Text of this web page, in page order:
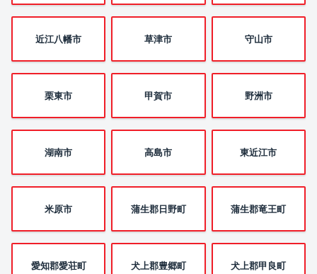
近江八幡市 草津市 守山市
栗東市 甲賀市 野洲市
湖南市 高島市 東近江市
米原市 蒲生郡日野町 蒲生郡竜王町
愛知郡愛荘町 犬上郡豊郷町 犬上郡甲良町